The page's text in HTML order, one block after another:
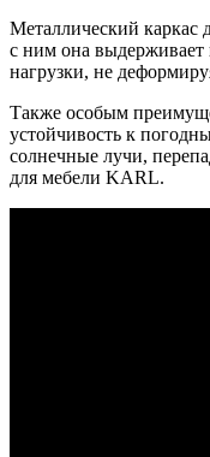
Металлический каркас
с ним она выдерживает
нагрузки, не
Также особым
устойчивость к
солнечные лучи,
для мебели KARL.